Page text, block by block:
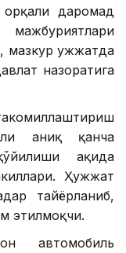
даромад
ҳужжатда
назоратига
аниқ қанча
ҳақида
Ҳужжат
тайёрланиб,
этилмоқчи.
автомобиль